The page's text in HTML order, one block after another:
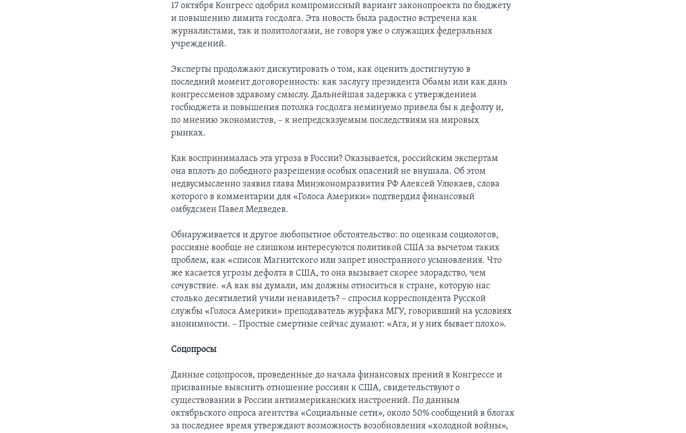
17 октября Конгресс одобрил компромиссный вариант законопроекта по бюджету
и повышению лимита госдолга. Эта новость была радостно встречена как
журналистами, так и политологами, не говоря уже о служащих федеральных
учреждений.
Эксперты продолжают дискутировать о том, как оценить достигнутую в
последний момент договоренность: как заслугу президента Обамы или как дань
конгрессменов здравому смыслу. Дальнейшая задержка с утверждением
госбюджета и повышения потолка госдолга неминуемо привела бы к дефолту и,
по мнению экономистов, – к непредсказуемым последствиям на мировых
рынках.
Как воспринималась эта угроза в России? Оказывается, российским экспертам
она вплоть до победного разрешения особых опасений не внушала. Об этом
недвусмысленно заявил глава Минэкономразвития РФ Алексей Улюкаев, слова
которого в комментарии для «Голоса Америки» подтвердил финансовый
омбудсмен Павел Медведев.
Обнаруживается и другое любопытное обстоятельство: по оценкам социологов,
россияне вообще не слишком интересуются политикой США за вычетом таких
проблем, как «список Магнитского или запрет иностранного усыновления. Что
же касается угрозы дефолта в США, то она вызывает скорее злорадство, чем
сочувствие. «А как вы думали, мы должны относиться к стране, которую нас
столько десятилетий учили ненавидеть? – спросил корреспондента Русской
службы «Голоса Америки» преподаватель журфака МГУ, говоривший на условиях
анонимности. – Простые смертные сейчас думают: «Ага, и у них бывает плохо».
Соцопросы
Данные соцопросов, проведенные до начала финансовых прений в Конгрессе и
призванные выяснить отношение россиян к США, свидетельствуют о
существовании в России антиамериканских настроений. По данным
октябрьского опроса агентства «Социальные сети», около 50% сообщений в блогах
за последнее время утверждают возможность возобновления «холодной войны»,